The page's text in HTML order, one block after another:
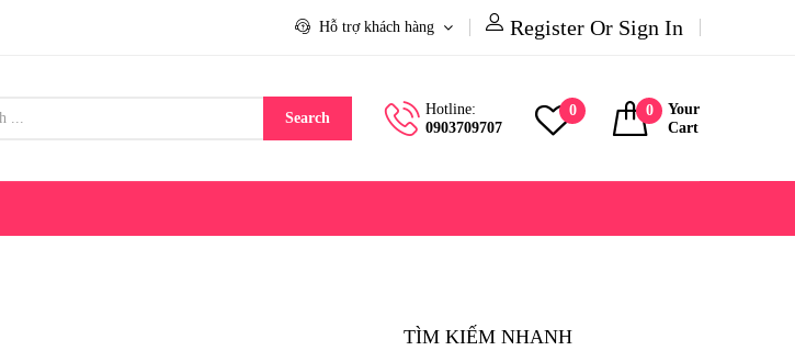
Hỗ trợ khách hàng Register Or Sign In
Search
Hotline:
0903709707
0 0
Your
Cart
TÌM KIẾM NHANH